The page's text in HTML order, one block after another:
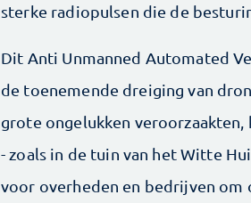
sterke radiopulsen die de
Dit Anti Unmanned Automated
de toenemende dreiging van
grote ongelukken
- zoals in de tuin van het Witte
voor overheden en bedrijven om